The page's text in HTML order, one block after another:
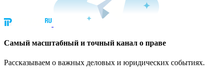
Cамый масштабный и точный канал о праве
Рассказываем о важных деловых и юридических событиях.